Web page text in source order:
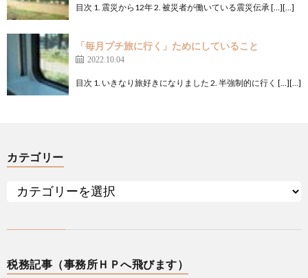
目次 1. 震災から12年 2. 被災者が働いている震災伝承 […][…]
「毎月プチ旅に行く」ためにしていること
2022.10.04
目次 1. いきなり旅好きになりました 2. 半強制的に行く […][…]
カテゴリー
税務記事（事務所ＨＰへ飛びます）